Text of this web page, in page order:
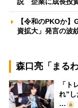
【令和のPKOか
資拡大」発言の
森口亮「まる
「ト
れ”し
…